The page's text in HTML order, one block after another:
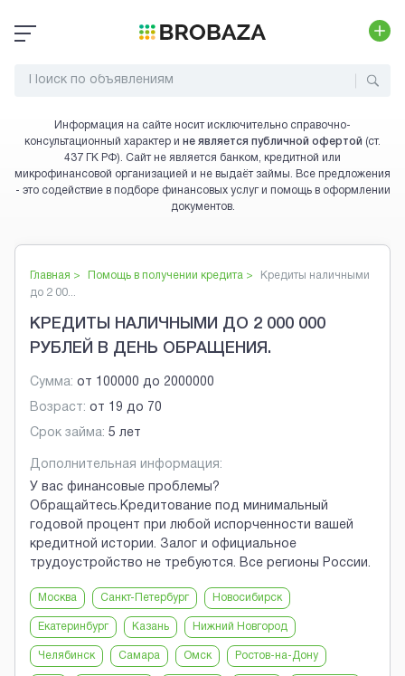
Информация на сайте носит исключительно справочно-
консультационный характер и не является публичной офертой (ст.
437 ГК РФ). Сайт не является банком, кредитной или
микрофинансовой организацией и не выдаёт займы. Все предложения
- это содействие в подборе финансовых услуг и помощь в оформлении
документов.
Главная > Помощь в получении кредита >
Кредиты наличными
до 2 00...
КРЕДИТЫ НАЛИЧНЫМИ ДО 2 000 000
РУБЛЕЙ В ДЕНЬ ОБРАЩЕНИЯ.
Сумма: от 100000 до 2000000
Возраст: от 19 до 70
Срок займа: 5 лет
Дополнительная информация:
У вас финансовые проблемы?
Обращайтесь.Кредитование под минимальный
годовой процент при любой испорченности вашей
кредитной истории. Залог и официальное
трудоустройство не требуются. Все регионы России.
Москва Санкт-Петербург Новосибирск
Екатеринбург Казань Нижний Новгород
Челябинск Самара Омск Ростов-на-Дону